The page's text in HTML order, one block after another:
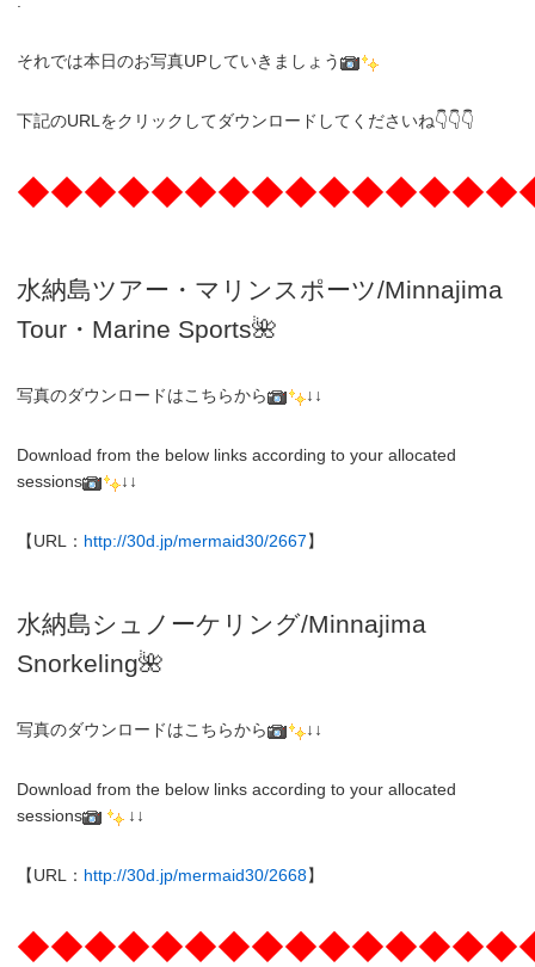
それでは本日のお写真UPしていきましょう
下記のURLをクリックしてダウンロードしてくださいね👇👇👇
水納島ツアー・マリンスポーツ/Minnajima
Tour・Marine Sports🌺
写真のダウンロードはこちらから ↓↓
Download from the below links according to your allocated
sessions
↓↓
【URL： http://30d.jp/mermaid30/2667】
水納島シュノーケリング/Minnajima
Snorkeling🌺
写真のダウンロードはこちらから ↓↓
Download from the below links according to your allocated
sessions
↓↓
【URL： http://30d.jp/mermaid30/2668】